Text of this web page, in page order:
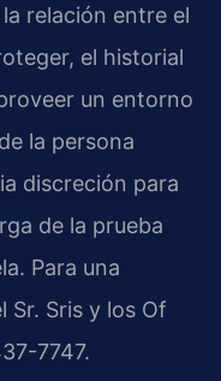
relación entre el
el historial
un entorno
la persona
discreción para
de la prueba
Para una
Sr. Sris y los Of
7747.